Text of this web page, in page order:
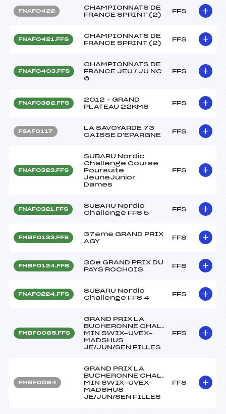
FNAF0422
CHAMPIONNATS DE
FRANCE SPRINT (2)
FFS
FNAF0421.FFS
CHAMPIONNATS DE
FRANCE SPRINT (2)
FFS
FNAF0403.FFS
CHAMPIONNATS DE
FRANCE JEU / JU NC
6
FFS
FNAF0382.FFS
2012 – GRAND
PLATEAU 22KMS
FFS
FSAF0117
LA SAVOYARDE 73
CAISSE D'EPARGNE
FFS
FNAF0323.FFS
SUBARU Nordic
Challenge Course
Poursuite
JeuneJunior
Dames
FFS
FNAF0321.FFS
SUBARU Nordic
Challenge FFS 5
FFS
FMBF0133.FFS
37eme GRAND PRIX
AGY
FFS
FMBF0124.FFS
30e GRAND PRIX DU
PAYS ROCHOIS
FFS
FNAF0224.FFS
SUBARU Nordic
Challenge FFS 4
FFS
FMBF0085.FFS
GRAND PRIX LA
BUCHERONNE CHAL.
MIN SWIX-UVEX-
MADSHUS
JE/JUN/SEN FILLES
FFS
FMBF0084
GRAND PRIX LA
BUCHERONNE CHAL.
MIN SWIX-UVEX-
MADSHUS
JE/JUN/SEN FILLES
FFS